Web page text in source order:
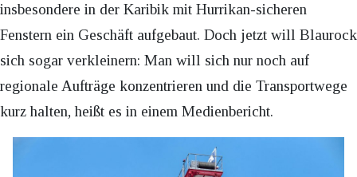
insbesondere in der Karibik mit Hurrikan-sicheren
Fenstern ein Geschäft aufgebaut. Doch jetzt will Blaurock
sich sogar verkleinern: Man will sich nur noch auf
regionale Aufträge konzentrieren und die Transportwege
kurz halten, heißt es in einem Medienbericht.